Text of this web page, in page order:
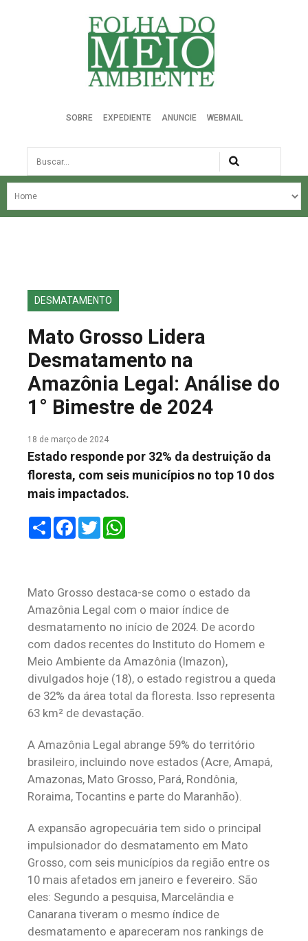
Folha do Meio Ambiente
SOBRE EXPEDIENTE ANUNCIE WEBMAIL
Busca
NOSSA HISTÓRIA
EDIÇÕES ANTERIORES
FALE CONOSCO
DESMATAMENTO
Mato Grosso Lidera
Desmatamento na
Amazônia Legal: Análise do
1° Bimestre de 2024
18 de março de 2024
Estado responde por 32% da destruição da
floresta, com seis municípios no top 10 dos
mais impactados.
ShareFacebook
Twitter
Mato Grosso destaca-se como o estado da
Amazônia Legal com o maior índice de
desmatamento no início de 2024. De acordo
com dados recentes do Instituto do Homem e
Meio Ambiente da Amazônia (Imazon),
divulgados hoje (18), o estado registrou a queda
de 32% da área total da floresta. Isso representa
63 km² de devastação.
A Amazônia Legal abrange 59% do território
brasileiro, incluindo nove estados (Acre, Amapá,
Amazonas, Mato Grosso, Pará, Rondônia,
Roraima, Tocantins e parte do Maranhão).
A expansão agropecuária tem sido o principal
impulsionador do desmatamento em Mato
Grosso, com seis municípios da região entre os
10 mais afetados em janeiro e fevereiro. São
eles: Segundo a pesquisa, Marcelândia e
Canarana tiveram o mesmo índice de
desmatamento e apareceram nos rankings de